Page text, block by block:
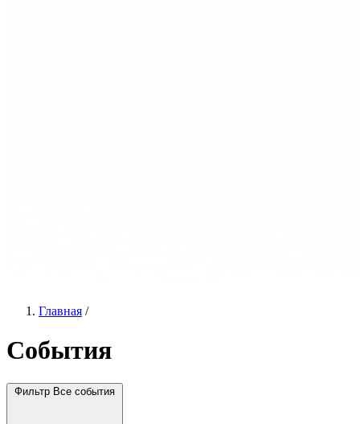
Главная /
События
Фильтр Все события